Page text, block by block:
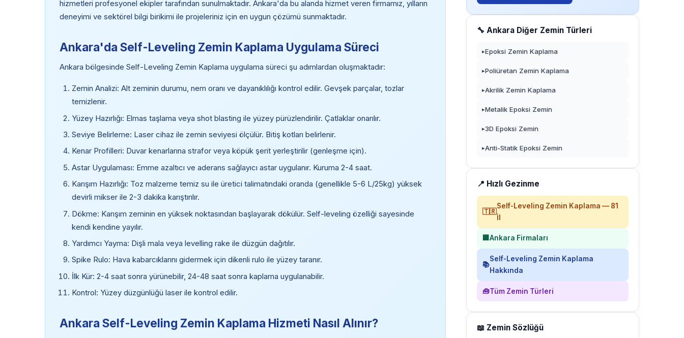
hizmetleri profesyonel ekipler tarafından sunulmaktadır. Ankara'da bu alanda hizmet veren firmamız, yılların
deneyimi ve sektörel bilgi birikimi ile projeleriniz için en uygun çözümü sunmaktadır.
Ankara'da Self-Leveling Zemin Kaplama Uygulama Süreci
Ankara bölgesinde Self-Leveling Zemin Kaplama uygulama süreci şu adımlardan oluşmaktadır:
Zemin Analizi: Alt zeminin durumu, nem oranı ve dayanıklılığı kontrol edilir. Gevşek parçalar, tozlar
temizlenir.
Yüzey Hazırlığı: Elmas taşlama veya shot blasting ile yüzey pürüzlendirilir. Çatlaklar onarılır.
Seviye Belirleme: Laser cihaz ile zemin seviyesi ölçülür. Bitiş kotları belirlenir.
Kenar Profilleri: Duvar kenarlarına strafor veya köpük şerit yerleştirilir (genleşme için).
Astar Uygulaması: Emme azaltıcı ve aderans sağlayıcı astar uygulanır. Kuruma 2-4 saat.
Karışım Hazırlığı: Toz malzeme temiz su ile üretici talimatındaki oranda (genellikle 5-6 L/25kg) yüksek
devirli mikser ile 2-3 dakika karıştırılır.
Dökme: Karışım zeminin en yüksek noktasından başlayarak dökülür. Self-leveling özelliği sayesinde
kendi kendine yayılır.
Yardımcı Yayma: Dişli mala veya levelling rake ile düzgün dağıtılır.
Spike Rulo: Hava kabarcıklarını gidermek için dikenli rulo ile yüzey taranır.
İlk Kür: 2-4 saat sonra yürünebilir, 24-48 saat sonra kaplama uygulanabilir.
Kontrol: Yüzey düzgünlüğü laser ile kontrol edilir.
Ankara Self-Leveling Zemin Kaplama Hizmeti Nasıl Alınır?
🔧 Ankara Diğer Zemin Türleri
▸Epoksi Zemin Kaplama
▸Poliüretan Zemin Kaplama
▸Akrilik Zemin Kaplama
▸Metalik Epoksi Zemin
▸3D Epoksi Zemin
▸Anti-Statik Epoksi Zemin
📍 Hızlı Gezinme
🇹🇷
Self-Leveling Zemin Kaplama — 81
İl
🏢Ankara Firmaları
📚
Self-Leveling Zemin Kaplama
Hakkında
🧰Tüm Zemin Türleri
📖 Zemin Sözlüğü